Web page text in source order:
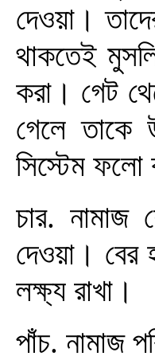
দেওয়া।
থাকতেই
করা। গেট
গেলে তাকে
সিস্টেম ফলো
চার. নামাজ
দেওয়া। বের
লক্ষ্য রাখা।
পাঁচ. নামাজ